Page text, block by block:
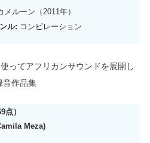
メルーン（2011年）
ル: コンピレーション
ってアフリカンサウンドを展開し
音作品集
点）
Meza)